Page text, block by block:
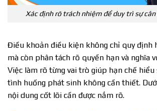
Xác định rõ trách nhiệm để duy trì sự cân
Điều khoản điều kiện không chỉ quy định
mà còn phân tách rõ quyền hạn và nghĩa
Việc làm rõ từng vai trò giúp hạn chế hiểu
tình huống phát sinh không cần thiết.
nội dung cốt lõi cần được nắm rõ.